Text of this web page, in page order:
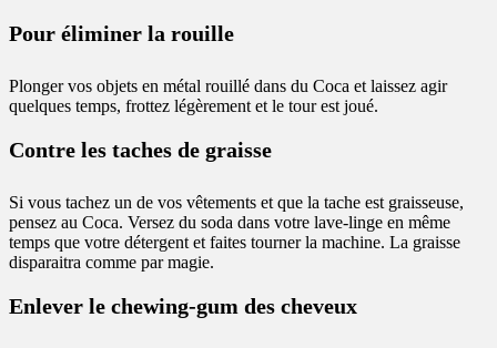
Pour éliminer la rouille
Plonger vos objets en métal rouillé dans du Coca et laissez agir
quelques temps, frottez légèrement et le tour est joué.
Contre les taches de graisse
Si vous tachez un de vos vêtements et que la tache est graisseuse,
pensez au Coca. Versez du soda dans votre lave-linge en même
temps que votre détergent et faites tourner la machine. La graisse
disparaitra comme par magie.
Enlever le chewing-gum des cheveux